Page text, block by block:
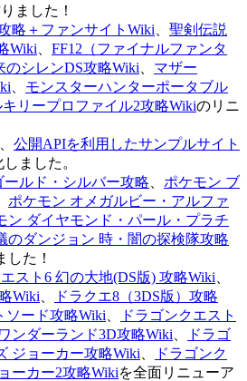
ました！
略＋ファンサイトWiki
聖剣伝説
Wiki
FF12（ファイナルファンタ
のシレンDS攻略Wiki
マザー
モンスターハンターポータブル
キリープロファイル2攻略Wikiのリニ
公開APIを利用したサンプルサイト
ました。
ールド・シルバー攻略
ポケモン ブ
ポケモン オメガルビー・アルファ
ン ダイヤモンド・パール・プラチ
のダンジョン 時・闇の探検隊攻略
した！
スト6 幻の大地(DS版) 攻略Wiki
Wiki
ドラクエ8（3DS版）攻略
ソード攻略Wiki
ドラゴンクエスト
ンダーランド3D攻略Wiki
ドラゴ
ジョーカー攻略Wiki
ドラゴンク
ーカー2攻略Wikiを全面リニューア